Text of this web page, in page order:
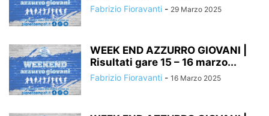
Fabrizio Fioravanti - 29 Marzo 2025
WEEK END AZZURRO GIOVANI |
Risultati gare 15 – 16 marzo...
Fabrizio Fioravanti - 16 Marzo 2025